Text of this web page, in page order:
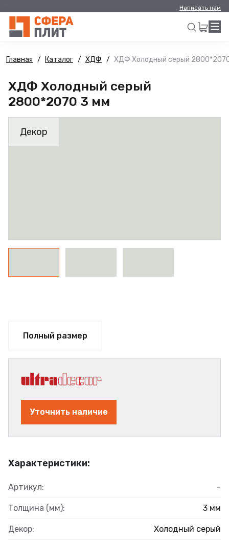
Написать нам
Искать
Главная Каталог ХДФ ХДФ Холодный серый
ХДФ Холодный серый
2800*2070 3 мм
Декор
Полный размер
Характеристики:
Артикул: -
Толщина (мм): 3 мм
Декор: Холодный серый
Уточнить наличие